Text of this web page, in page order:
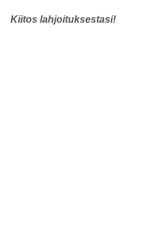
Kiitos lahjoituksestasi!